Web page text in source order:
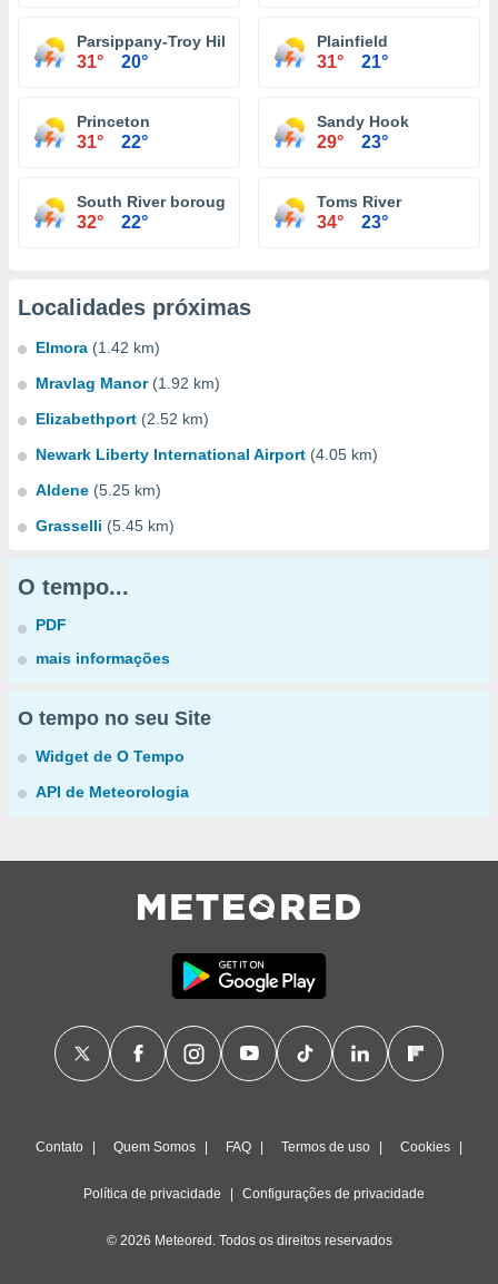
Parsippany-Troy Hills
31° 20°
Plainfield
31° 21°
Princeton
31° 22°
Sandy Hook
29° 23°
South River borough
32° 22°
Toms River
34° 23°
Localidades próximas
Elmora (1.42 km)
Mravlag Manor (1.92 km)
Elizabethport (2.52 km)
Newark Liberty International Airport (4.05 km)
Aldene (5.25 km)
Grasselli (5.45 km)
O tempo...
PDF
mais informações
O tempo no seu Site
Widget de O Tempo
API de Meteorologia
Contato Quem Somos FAQ Termos de uso Cookies
Política de privacidade Configurações de privacidade
© 2026 Meteored. Todos os direitos reservados